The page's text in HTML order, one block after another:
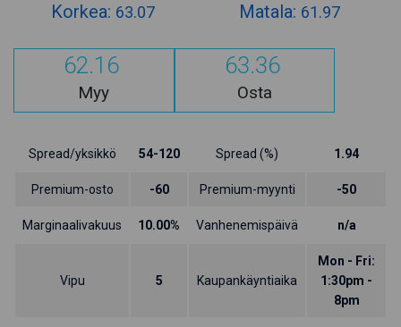
Korkea: 63.07 Matala: 61.97
62.16
Myy
63.36
Osta
Spread/yksikkö 54-120 Spread (%) 1.94
Premium-osto -60 Premium-myynti -50
Marginaalivakuus 10.00% Vanhenemispäivä n/a
Vipu 5 Kaupankäyntiaika
Mon - Fri:
1:30pm -
8pm